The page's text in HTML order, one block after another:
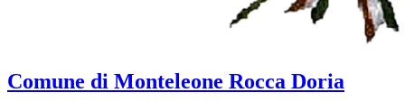
Comune di Monteleone Rocca Doria